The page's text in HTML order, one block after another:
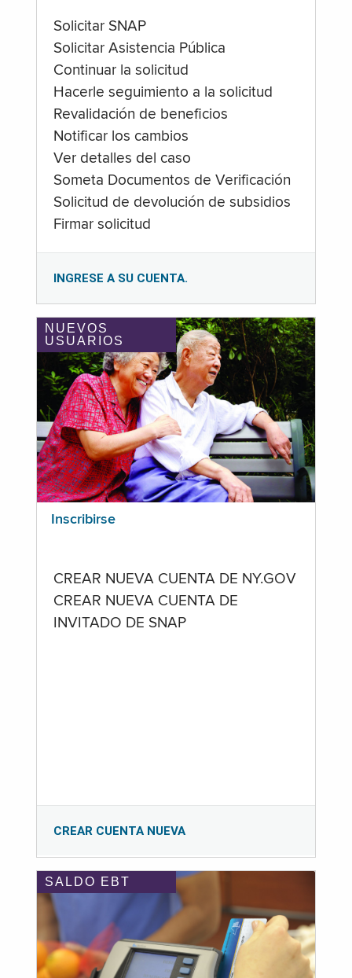
Solicitar SNAP
Solicitar Asistencia Pública
Continuar la solicitud
Hacerle seguimiento a la solicitud
Revalidación de beneficios
Notificar los cambios
Ver detalles del caso
Someta Documentos de Verificación
Solicitud de devolución de subsidios
Firmar solicitud
INGRESE A SU CUENTA.
NUEVOS
USUARIOS
Inscribirse
CREAR NUEVA CUENTA DE NY.GOV
CREAR NUEVA CUENTA DE
INVITADO DE SNAP
CREAR CUENTA NUEVA
SALDO EBT